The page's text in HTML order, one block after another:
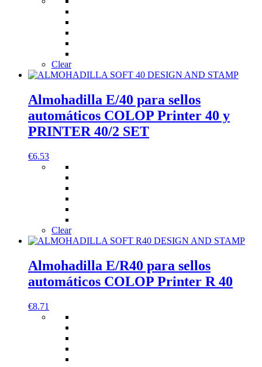
Clear
Almohadilla E/40 para sellos
automáticos COLOP Printer 40 y
PRINTER 40/2 SET
€6.53
Clear
Almohadilla E/R40 para sellos
automáticos COLOP Printer R 40
€8.71